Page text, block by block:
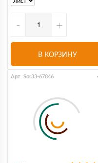
- +
В КОРЗИНУ
Арт. Sor33-67846